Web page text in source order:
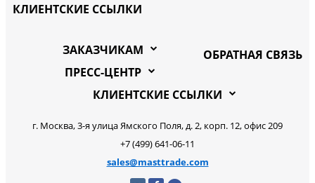
КЛИЕНТСКИЕ ССЫЛКИ
ОБРАТНАЯ СВЯЗЬ
ЗАКАЗЧИКАМ
ПРЕСС-ЦЕНТР
КЛИЕНТСКИЕ ССЫЛКИ
г. Москва, 3-я улица Ямского Поля, д. 2, корп. 12, офис 209
+7 (499) 641-06-11
sales@masttrade.com